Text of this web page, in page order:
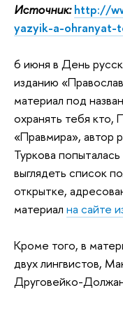
Источник: http://
yazyik-a-
6 июня в День
изданию
материал под
охранять тебя кто,
«Правмира», автор
Туркова
выглядеть список
открытке,
материал на сайте
Кроме того, в
двух лингвистов,
Друговейко-